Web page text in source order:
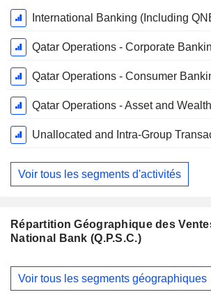
Période
Fiscale:
Décembre
International Banking (Including
Qatar Operations - Corporate
Qatar Operations - Consumer
Unallocated and Intra-Group
Voir tous les segments d'activités
Répartition Géographique des
National Bank (Q.P.S.C.)
Période
Fiscale:
Voir tous les segments géographiques